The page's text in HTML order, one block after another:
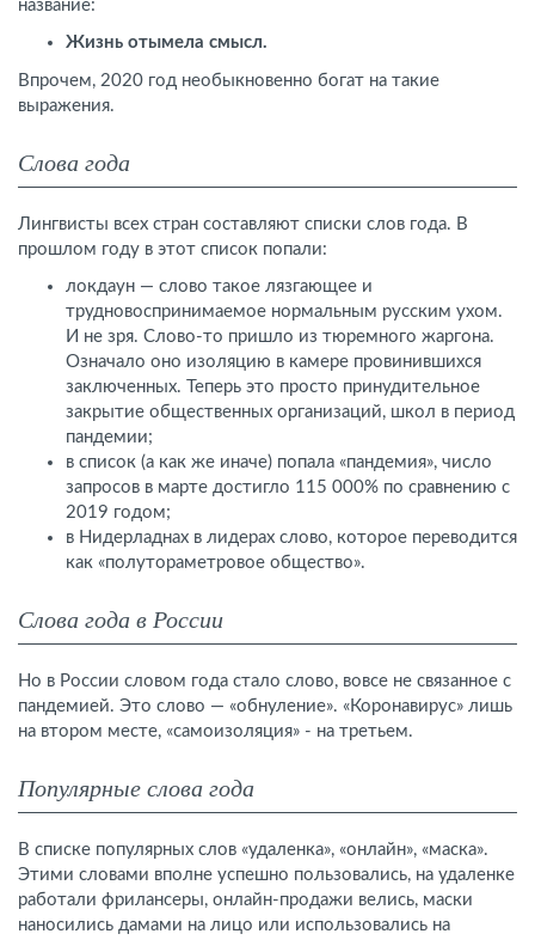
название:
Жизнь отымела смысл.
Впрочем, 2020 год необыкновенно богат на такие
выражения.
Слова года
Лингвисты всех стран составляют списки слов года. В
прошлом году в этот список попали:
локдаун — слово такое лязгающее и
трудновоспринимаемое нормальным русским ухом.
И не зря. Слово-то пришло из тюремного жаргона.
Означало оно изоляцию в камере провинившихся
заключенных. Теперь это просто принудительное
закрытие общественных организаций, школ в период
пандемии;
в список (а как же иначе) попала «пандемия», число
запросов в марте достигло 115 000% по сравнению с
2019 годом;
в Нидерладнах в лидерах слово, которое переводится
как «полутораметровое общество».
Слова года в России
Но в России словом года стало слово, вовсе не связанное с
пандемией. Это слово — «обнуление». «Коронавирус» лишь
на втором месте, «самоизоляция» - на третьем.
Популярные слова года
В списке популярных слов «удаленка», «онлайн», «маска».
Этими словами вполне успешно пользовались, на удаленке
работали фрилансеры, онлайн-продажи велись, маски
наносились дамами на лицо или использовались на